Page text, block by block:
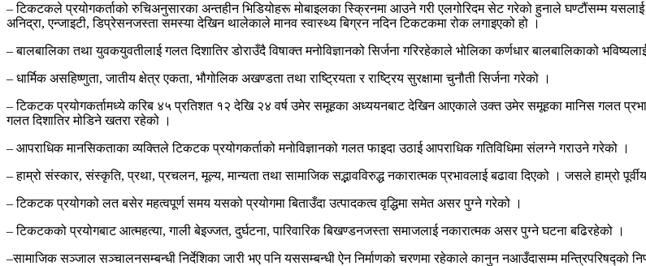
–टिकटकले प्रयोगकर्ताको रुचिअनुसारका अन्तहीन भिडियोहरू मोबाइलका स्क्रिनमा आउने गरी एलगोरिदम सेट गरेको हुनाले घण्टौंसम्म
अनिद्रा,एन्जाइटी,डिप्रेसनजस्ता समस्या देखिन थालेकाले मानव स्वास्थ्य बिग्रन नदिन टिकटकमा रोक लगाइएको हो ।
–बालबालिका तथा युवकयुवतीलाई गलत दिशातिर डोराउँदै विषाक्त मनोविज्ञानको सिर्जना गरिरहेकाले भोलिका कर्णधार बालबालिकाको
– धार्मिक असहिष्णुता,जातीय क्षेत्र एकता, भौगोलिक अखण्डता तथा राष्ट्रियता र राष्ट्रिय सुरक्षामा चुनौती सिर्जना गरेको ।
–टिकटक प्रयोगकर्तामध्ये करिब ४५ प्रतिशत १२ देखि २४ वर्ष उमेर समूहका अध्ययनबाट देखिन आएकाले उक्त उमेर समूहका मानिस गलत
गलत दिशातिर मोडिने खतरा रहेको ।
– आपराधिक मानसिकताका व्यक्तिले टिकटक प्रयोगकर्ताको मनोविज्ञानको गलत फाइदा उठाई आपराधिक गतिविधिमा संलग्ने गराउने गरेको ।
–हाम्रो संस्कार,संस्कृति,प्रथा,प्रचलन,मूल्य,मान्यता तथा सामाजिक सद्भावविरुद्ध नकारात्मक प्रभावलाई बढावा दिएको । जसले हाम्रो
–टिकटक प्रयोगको लत बसेर महत्वपूर्ण समय यसको प्रयोगमा बिताउँदा उत्पादकत्व वृद्धिमा समेत असर पुग्ने गरेको ।
–टिकटकको प्रयोगबाट आत्महत्या,गाली बेइज्जत,दुर्घटना,पारिवारिक बिखण्डनजस्ता समाजलाई नकारात्मक असर पुग्ने घटना बढिरहेको ।
–सामाजिक सञ्जाल सञ्चालनसम्बन्धी निर्देशिका जारी भए पनि यससम्बन्धी ऐन निर्माणको चरणमा रहेकाले कानुन नआउँदासम्म मन्त्रिपरिषद्को